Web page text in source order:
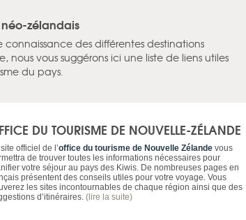
néo-zélandais
connaissance des différentes destinations
nous vous suggérons ici une liste de liens utiles
du pays.
DU TOURISME DE NOUVELLE-ZÉLANDE
officiel de l’office du tourisme de Nouvelle Zélande vous
de trouver toutes les informations nécessaires pour
votre séjour au pays des Kiwis. De nombreuses pages en
présentent des conseils utiles pour votre voyage. Vous
les sites incontournables de chaque région ainsi que des
d’itinéraires. (lire la suite)